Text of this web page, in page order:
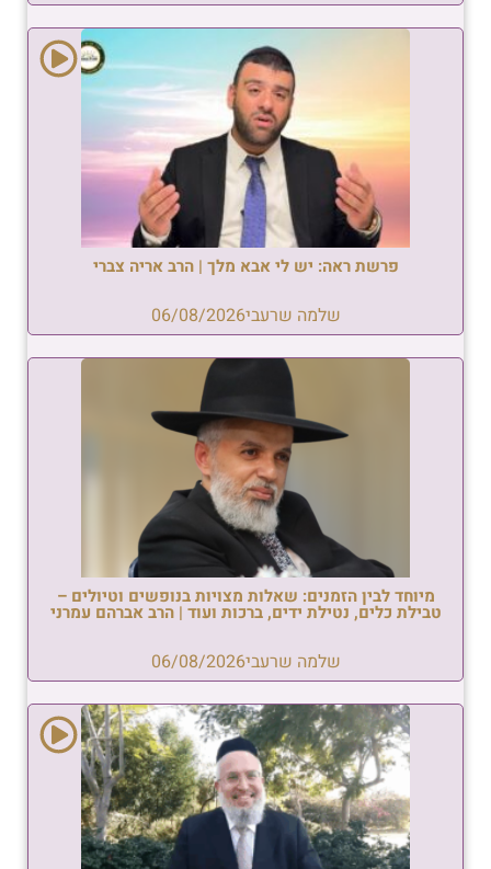
פרשת ראה: יש לי אבא מלך | הרב אריה צברי
שלמה שרעבי06/08/2026
מיוחד לבין הזמנים: שאלות מצויות בנופשים וטיולים –
טבילת כלים, נטילת ידים, ברכות ועוד | הרב אברהם עמרני
שלמה שרעבי06/08/2026